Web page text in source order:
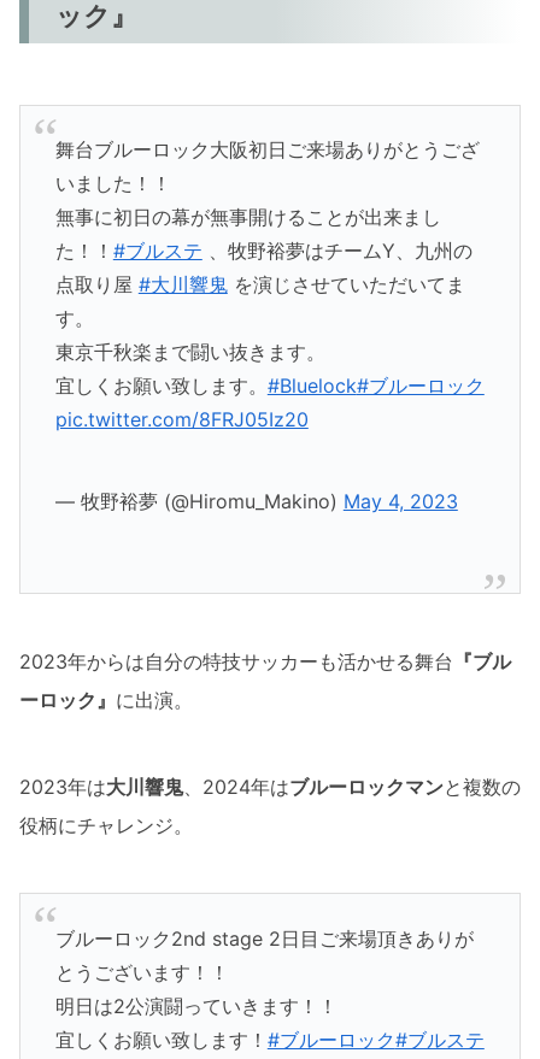
ック』
舞台ブルーロック大阪初日ご来場ありがとうござ
いました！！
無事に初日の幕が無事開けることが出来まし
た！！ #ブルステ 、牧野裕夢はチームY、九州の
点取り屋 #大川響鬼を演じさせていただいてま
す。
東京千秋楽まで闘い抜きます。
宜しくお願い致します。 #Bluelock#ブルーロック
pic.twitter.com/8FRJ05Iz20
— 牧野裕夢 (@Hiromu_Makino) May 4, 2023
2023年からは自分の特技サッカーも活かせる舞台 『ブル
ーロック』 に出演。
2023年は大川響鬼、2024年はブルーロックマンと複数の
役柄にチャレンジ。
ブルーロック2nd stage 2日目ご来場頂きありが
とうございます！！
明日は2公演闘っていきます！！
宜しくお願い致します！ #ブルーロック#ブルステ